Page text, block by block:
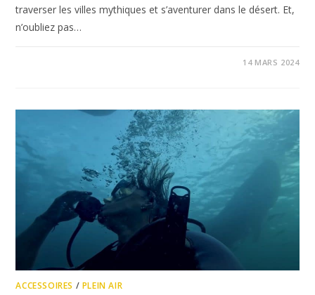
traverser les villes mythiques et s’aventurer dans le désert. Et,
n’oubliez pas…
14 MARS 2024
ACCESSOIRES / PLEIN AIR